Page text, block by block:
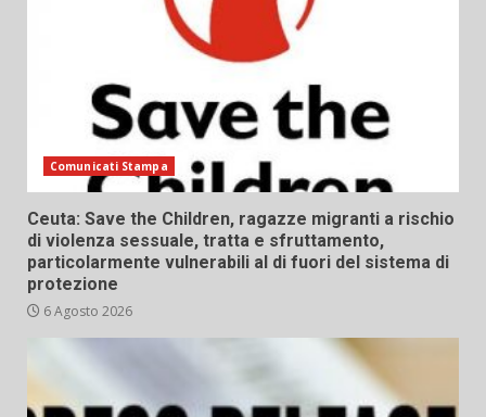
Comunicati Stampa
Ceuta: Save the Children, ragazze migranti a rischio
di violenza sessuale, tratta e sfruttamento,
particolarmente vulnerabili al di fuori del sistema di
protezione
6 Agosto 2026